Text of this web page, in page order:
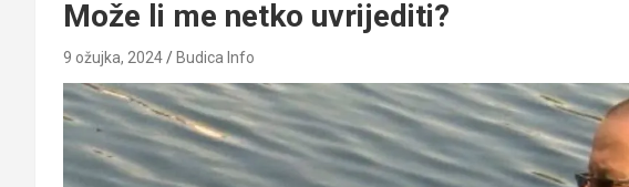
Može li me netko uvrijediti?
9 ožujka, 2024 Budica Info